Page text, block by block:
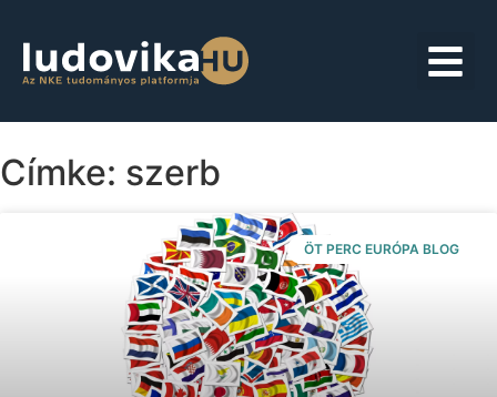
Címke: szerb
ÖT PERC EURÓPA BLOG